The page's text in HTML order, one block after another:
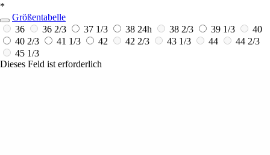
*
Größentabelle
36
36 2/3 37 1/3 38 24h 38 2/3 39 1/3
40
40 2/3
41 1/3 42 42 2/3 43 1/3 44
44 2/3
45 1/3
Dieses Feld ist erforderlich